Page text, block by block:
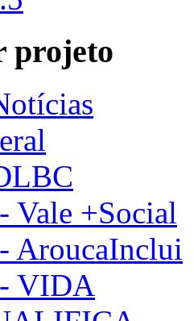
projeto
Vale +Social
AroucaInclui
VIDA